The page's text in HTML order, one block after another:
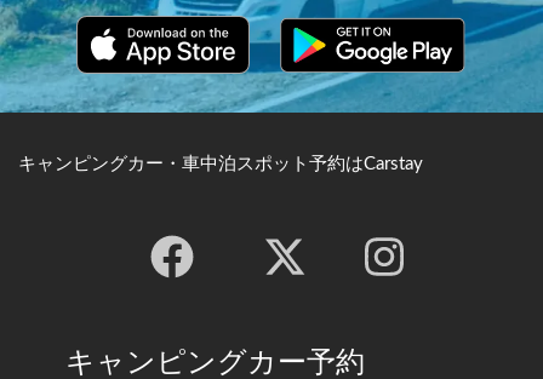
キャンピングカー・車中泊スポット予約はCarstay
キャンピングカー予約